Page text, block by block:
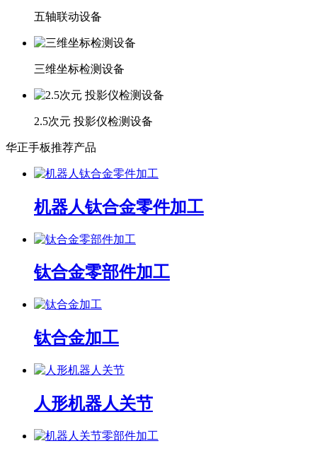
五轴联动设备
三维坐标检测设备
2.5次元 投影仪检测设备
华正手板推荐产品
机器人钛合金零件加工
钛合金零部件加工
钛合金加工
人形机器人关节